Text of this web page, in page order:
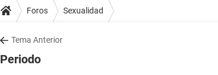
Foros Sexualidad
Tema Anterior
Periodo